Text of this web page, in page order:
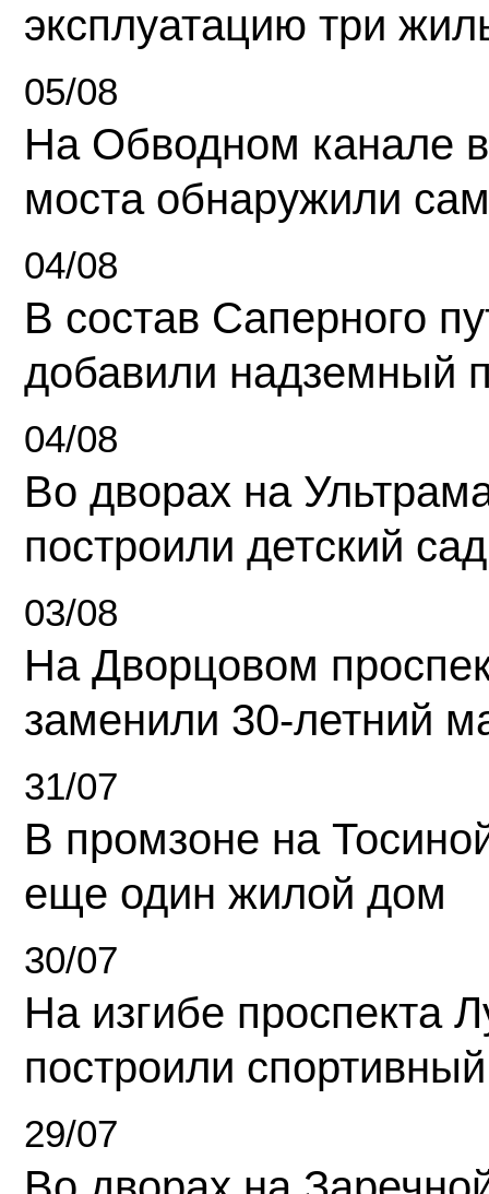
эксплуатацию три
05/08
На Обводном канале
моста обнаружили
04/08
В состав Саперного
добавили надземный
04/08
Во дворах на
построили детский сад
03/08
На Дворцовом
заменили 30-летний
31/07
В промзоне на
еще один жилой дом
30/07
На изгибе проспекта
построили
29/07